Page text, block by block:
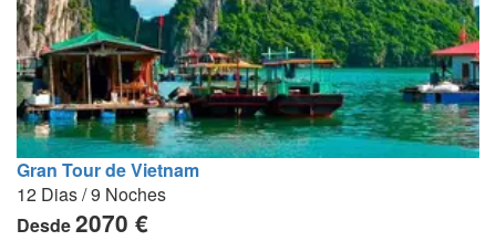
Gran Tour de Vietnam
12 Dias / 9 Noches
Desde2070 €